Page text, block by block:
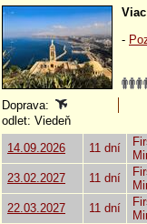
-
Doprava:
odlet: Viedeň
14.09.2026
11 dní
23.02.2027
11 dní
22.03.2027
11 dní